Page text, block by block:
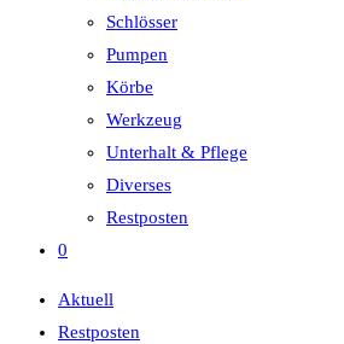
Schlösser
Pumpen
Körbe
Werkzeug
Unterhalt & Pflege
Diverses
Restposten
0
Aktuell
Restposten